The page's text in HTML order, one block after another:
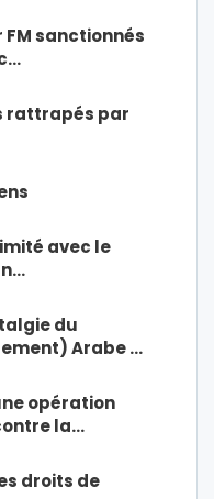
sanctionnés
rattrapés par
avec le
du
Arabe …
opération
la…
droits de